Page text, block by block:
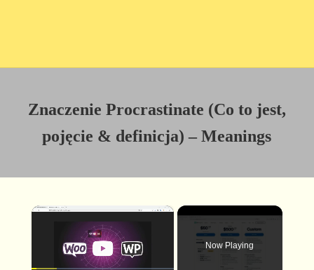
Znaczenie Procrastinate (Co to jest,
pojęcie & definicja) – Meanings
×
Now Playing